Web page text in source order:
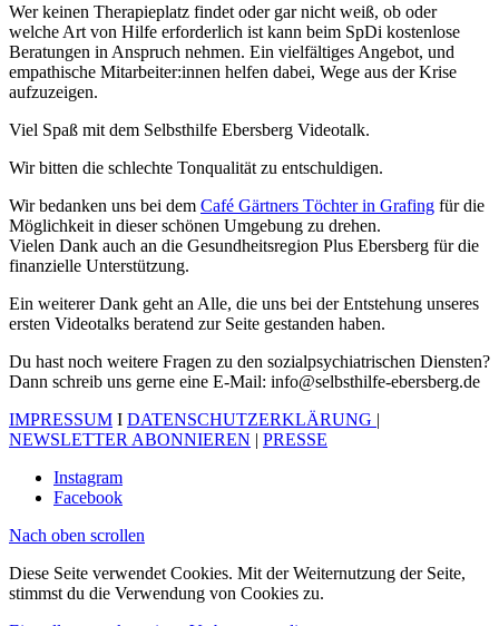
Wer keinen Therapieplatz findet oder gar nicht weiß, ob oder
welche Art von Hilfe erforderlich ist kann beim SpDi kostenlose
Beratungen in Anspruch nehmen. Ein vielfältiges Angebot, und
empathische Mitarbeiter:innen helfen dabei, Wege aus der Krise
aufzuzeigen.
Viel Spaß mit dem Selbsthilfe Ebersberg Videotalk.
Wir bitten die schlechte Tonqualität zu entschuldigen.
Wir bedanken uns bei dem Café Gärtners Töchter in Grafing für die
Möglichkeit in dieser schönen Umgebung zu drehen.
Vielen Dank auch an die Gesundheitsregion Plus Ebersberg für die
finanzielle Unterstützung.
Ein weiterer Dank geht an Alle, die uns bei der Entstehung unseres
ersten Videotalks beratend zur Seite gestanden haben.
Du hast noch weitere Fragen zu den sozialpsychiatrischen Diensten?
Dann schreib uns gerne eine E-Mail: info@selbsthilfe-ebersberg.de
IMPRESSUM I DATENSCHUTZERKLÄRUNG |
NEWSLETTER ABONNIEREN | PRESSE
Instagram
Facebook
Nach oben scrollen
Diese Seite verwendet Cookies. Mit der Weiternutzung der Seite,
stimmst du die Verwendung von Cookies zu.